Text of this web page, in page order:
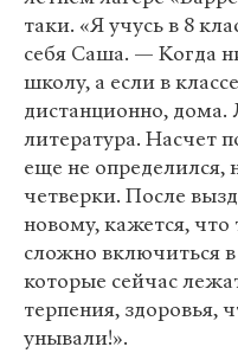
таки. «Я учусь в 8
себя Саша. — Когда
школу, а если в
дистанционно,
литература. Насчет
еще не определился,
четверки. После
новому, кажется, что
сложно включиться
которые сейчас
терпения, здоровья,
унывали!».